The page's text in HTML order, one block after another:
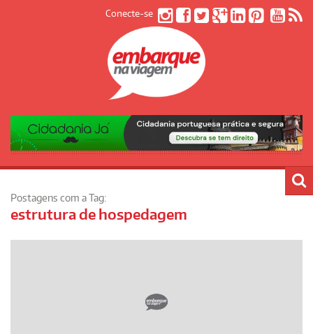
Conecte-se
Postagens com a Tag:
estrutura de hospedagem